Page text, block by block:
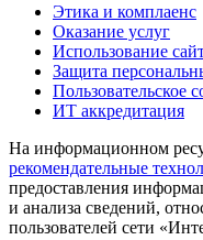
Этика и комплаенс
Оказание услуг
Использование
Защита
Пользовательское
ИТ аккредитация
На информационном
рекомендательные
предоставления
и анализа сведений,
пользователей сети